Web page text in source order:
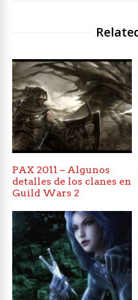
PAX 2011 – Algunos
detalles de los clanes en
Guild Wars 2